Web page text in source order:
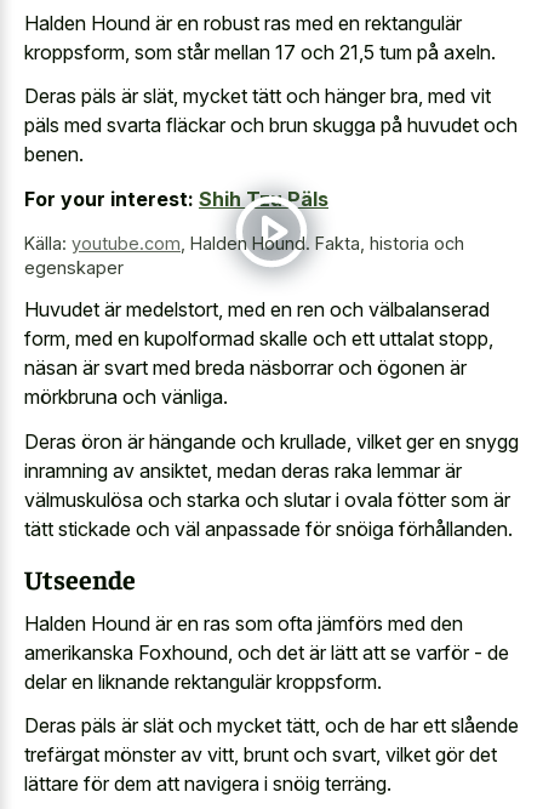
Halden Hound är en robust ras med en rektangulär
kroppsform, som står mellan 17 och 21,5 tum på axeln.
Deras päls är slät, mycket tätt och hänger bra, med vit
päls med svarta fläckar och brun skugga på huvudet och
benen.
For your interest: Shih Tzu Päls
Källa: youtube.com Halden Hound. Fakta, historia och
egenskaper
Huvudet är medelstort, med en ren och välbalanserad
form, med en kupolformad skalle och ett uttalat stopp,
näsan är svart med breda näsborrar och ögonen är
mörkbruna och vänliga.
Deras öron är hängande och krullade, vilket ger en snygg
inramning av ansiktet, medan deras raka lemmar är
välmuskulösa och starka och slutar i ovala fötter som är
tätt stickade och väl anpassade för snöiga förhållanden.
Utseende
Halden Hound är en ras som ofta jämförs med den
amerikanska Foxhound, och det är lätt att se varför - de
delar en liknande rektangulär kroppsform.
Deras päls är slät och mycket tätt, och de har ett slående
trefärgat mönster av vitt, brunt och svart, vilket gör det
lättare för dem att navigera i snöig terräng.